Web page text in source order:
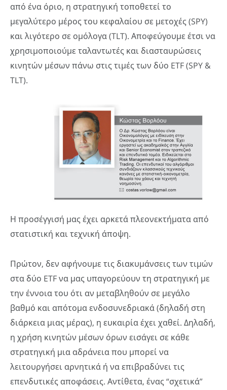
από ένα όριο, η στρατηγική τοποθετεί το
μεγαλύτερο μέρος του κεφαλαίου σε μετοχές (SPY)
και λιγότερο σε ομόλογα (TLT). Αποφεύγουμε έτσι να
χρησιμοποιούμε ταλαντωτές και διασταυρώσεις
κινητών μέσων πάνω στις τιμές των δύο ETF (SPY &
TLT).
Η προσέγγισή μας έχει αρκετά πλεονεκτήματα από
στατιστική και τεχνική άποψη.
Πρώτον, δεν αφήνουμε τις διακυμάνσεις των τιμών
στα δύο ETF να μας υπαγορεύουν τη στρατηγική με
την έννοια του ότι αν μεταβληθούν σε μεγάλο
βαθμό και απότομα ενδοσυνεδριακά (δηλαδή στη
διάρκεια μιας μέρας), η ευκαιρία έχει χαθεί. Δηλαδή,
η χρήση κινητών μέσων όρων εισάγει σε κάθε
στρατηγική μια αδράνεια που μπορεί να
λειτουργήσει αρνητικά ή να επιβραδύνει τις
επενδυτικές αποφάσεις. Αντίθετα, ένας “σχετικά”